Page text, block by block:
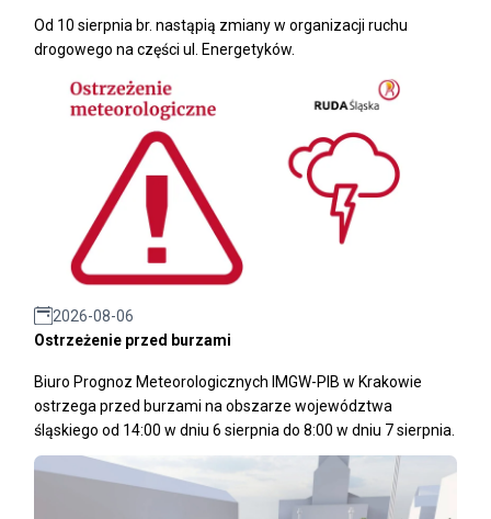
Od 10 sierpnia br. nastąpią zmiany w organizacji ruchu
drogowego na części ul. Energetyków.
2026-08-06
Ostrzeżenie przed burzami
Biuro Prognoz Meteorologicznych IMGW-PIB w Krakowie
ostrzega przed burzami na obszarze województwa
śląskiego od 14:00 w dniu 6 sierpnia do 8:00 w dniu 7 sierpnia.